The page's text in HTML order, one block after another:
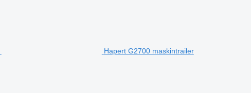
Hapert G2700 maskintrailer